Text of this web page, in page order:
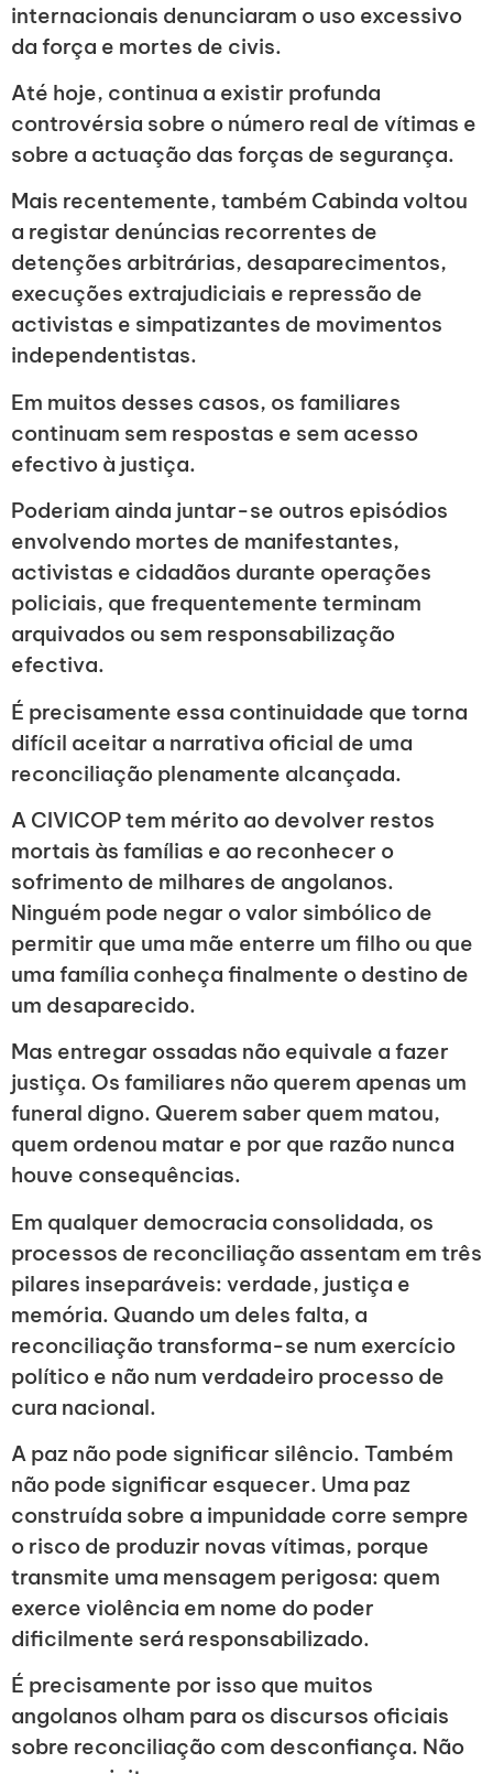
internacionais denunciaram o uso excessivo
da força e mortes de civis.
Até hoje, continua a existir profunda
controvérsia sobre o número real de vítimas e
sobre a actuação das forças de segurança.
Mais recentemente, também Cabinda voltou
a registar denúncias recorrentes de
detenções arbitrárias, desaparecimentos,
execuções extrajudiciais e repressão de
activistas e simpatizantes de movimentos
independentistas.
Em muitos desses casos, os familiares
continuam sem respostas e sem acesso
efectivo à justiça.
Poderiam ainda juntar-se outros episódios
envolvendo mortes de manifestantes,
activistas e cidadãos durante operações
policiais, que frequentemente terminam
arquivados ou sem responsabilização
efectiva.
É precisamente essa continuidade que torna
difícil aceitar a narrativa oficial de uma
reconciliação plenamente alcançada.
A CIVICOP tem mérito ao devolver restos
mortais às famílias e ao reconhecer o
sofrimento de milhares de angolanos.
Ninguém pode negar o valor simbólico de
permitir que uma mãe enterre um filho ou que
uma família conheça finalmente o destino de
um desaparecido.
Mas entregar ossadas não equivale a fazer
justiça. Os familiares não querem apenas um
funeral digno. Querem saber quem matou,
quem ordenou matar e por que razão nunca
houve consequências.
Em qualquer democracia consolidada, os
processos de reconciliação assentam em três
pilares inseparáveis: verdade, justiça e
memória. Quando um deles falta, a
reconciliação transforma-se num exercício
político e não num verdadeiro processo de
cura nacional.
A paz não pode significar silêncio. Também
não pode significar esquecer. Uma paz
construída sobre a impunidade corre sempre
o risco de produzir novas vítimas, porque
transmite uma mensagem perigosa: quem
exerce violência em nome do poder
dificilmente será responsabilizado.
É precisamente por isso que muitos
angolanos olham para os discursos oficiais
sobre reconciliação com desconfiança. Não